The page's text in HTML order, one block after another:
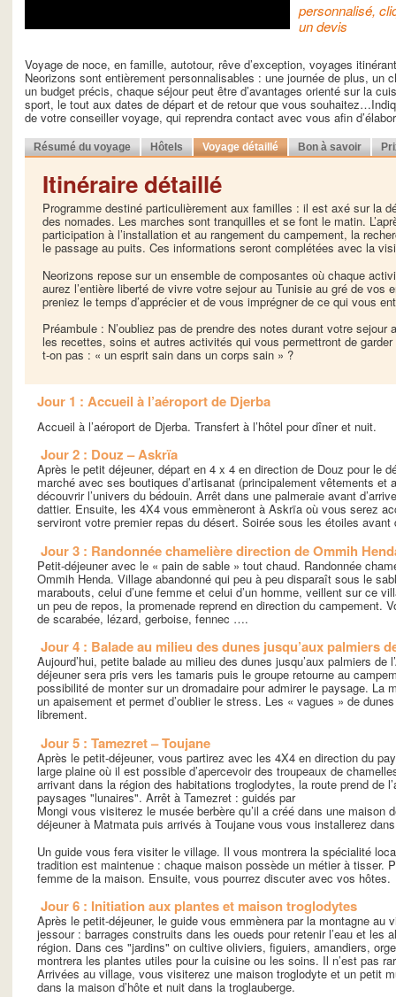
personnalisé,
un devis
Voyage de noce, en famille, autotour, rêve d’exception, voyages
Neorizons sont entièrement personnalisables : une journée de plus, un
un budget précis, chaque séjour peut être d’avantages orienté sur la
sport, le tout aux dates de départ et de retour que vous
de votre conseiller voyage, qui reprendra contact avec vous afin
Résumé du voyage Hôtels Voyage détaillé Bon à savoir
Itinéraire détaillé
Programme destiné particulièrement aux familles : il est axé sur la
des nomades. Les marches sont tranquilles et se font le matin.
participation à l’installation et au rangement du campement, la
le passage au puits. Ces informations seront complétées avec la
Neorizons repose sur un ensemble de composantes où chaque
aurez l’entière liberté de vivre votre sejour au Tunisie au gré de vos
preniez le temps d’apprécier et de vous imprégner de ce qui vous
Préambule : N’oubliez pas de prendre des notes durant votre
les recettes, soins et autres activités qui vous permettront de garder
t-on pas : « un esprit sain dans un corps sain » ?
Jour 1 : Accueil à l’aéroport de Djerba
Accueil à l’aéroport de Djerba. Transfert à l’hôtel pour dîner et nuit.
Jour 2 : Douz – Askrïa
Après le petit déjeuner, départ en 4 x 4 en direction de Douz pour le
marché avec ses boutiques d’artisanat (principalement vêtements et
découvrir l’univers du bédouin. Arrêt dans une palmeraie avant
dattier. Ensuite, les 4X4 vous emmèneront à Askrïa où vous serez
serviront votre premier repas du désert. Soirée sous les étoiles
Jour 3 : Randonnée chamelière direction de Ommih
Petit-déjeuner avec le « pain de sable » tout chaud. Randonnée
Ommih Henda. Village abandonné qui peu à peu disparaît sous le
marabouts, celui d’une femme et celui d’un homme, veillent sur ce
un peu de repos, la promenade reprend en direction du campement.
de scarabée, lézard, gerboise, fennec ….
Jour 4 : Balade au milieu des dunes jusqu’aux palmiers
Aujourd’hui, petite balade au milieu des dunes jusqu’aux palmiers de
déjeuner sera pris vers les tamaris puis le groupe retourne au
possibilité de monter sur un dromadaire pour admirer le paysage. La
un apaisement et permet d’oublier le stress. Les « vagues » de
librement.
Jour 5 : Tamezret – Toujane
Après le petit-déjeuner, vous partirez avec les 4X4 en direction du
large plaine où il est possible d’apercevoir des troupeaux de
arrivant dans la région des habitations troglodytes, la route prend de
paysages "lunaires". Arrêt à Tamezret : guidés par
Mongi vous visiterez le musée berbère qu’il a créé dans une maison
déjeuner à Matmata puis arrivés à Toujane vous vous installerez
Un guide vous fera visiter le village. Il vous montrera la spécialité
tradition est maintenue : chaque maison possède un métier à tisser.
femme de la maison. Ensuite, vous pourrez discuter avec vos hôtes.
Jour 6 : Initiation aux plantes et maison troglodytes
Après le petit-déjeuner, le guide vous emmènera par la montagne au
jessour : barrages construits dans les oueds pour retenir l’eau et les
région. Dans ces "jardins" on cultive oliviers, figuiers, amandiers,
montrera les plantes utiles pour la cuisine ou les soins. Il n’est pas
Arrivées au village, vous visiterez une maison troglodyte et un petit
dans la maison d’hôte et nuit dans la troglauberge.